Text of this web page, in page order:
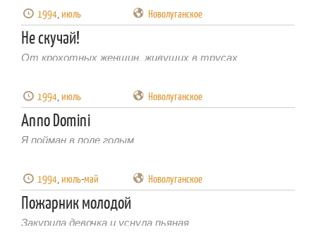
1994,июль Новолуганское
Не скучай!
От крохотных женщин, живущих в трусах
1994,июль Новолуганское
Anno Domini
Я пойман в поле голым
1994,июль-май Новолуганское
Пожарник молодой
Закурила девочка и уснула пьяная